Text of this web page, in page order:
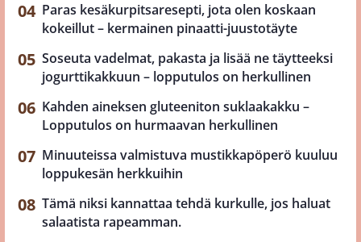
Paras kesäkurpitsaresepti, jota olen koskaan
kokeillut – kermainen pinaatti-juustotäyte
Soseuta vadelmat, pakasta ja lisää ne täytteeksi
jogurttikakkuun – lopputulos on herkullinen
Kahden aineksen gluteeniton suklaakakku –
Lopputulos on hurmaavan herkullinen
Minuuteissa valmistuva mustikkapöperö kuuluu
loppukesän herkkuihin
Tämä niksi kannattaa tehdä kurkulle, jos haluat
salaatista rapeamman.